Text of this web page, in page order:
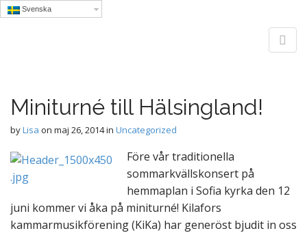
Svenska
Vokalensemble
presence and a big heart.
n
m
e
n
u
t
o
c
o
n
t
n
t
Miniturné till Hälsingland!
byLisa on maj 26, 2014in Uncategorized
Före vår traditionella
sommarkvällskonsert på
hemmaplan i Sofia kyrka den 12
juni kommer vi åka på miniturné! Kilafors
kammarmusikförening (KiKa) har generöst bjudit in oss